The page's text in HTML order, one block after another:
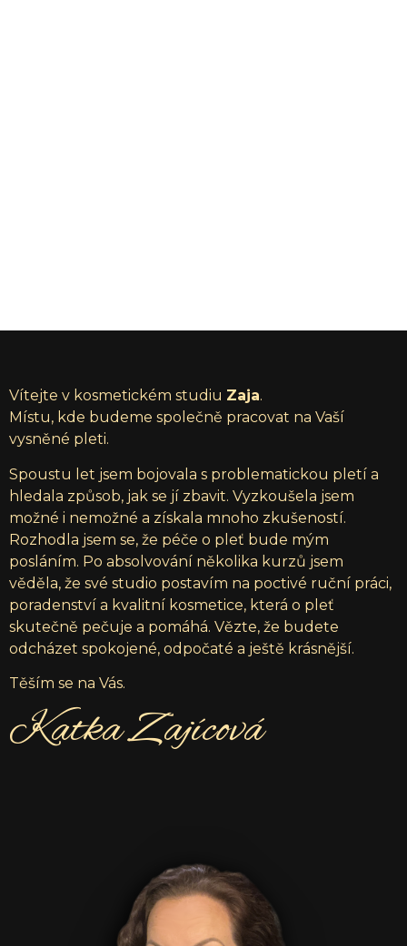
Vítejte v kosmetickém studiu Zaja.
Místu, kde budeme společně pracovat na Vaší
vysněné pleti.
Spoustu let jsem bojovala s problematickou pletí a
hledala způsob, jak se jí zbavit. Vyzkoušela jsem
možné i nemožné a získala mnoho zkušeností.
Rozhodla jsem se, že péče o pleť bude mým
posláním. Po absolvování několika kurzů jsem
věděla, že své studio postavím na poctivé ruční práci,
poradenství a kvalitní kosmetice, která o pleť
skutečně pečuje a pomáhá. Vězte, že budete
odcházet spokojené, odpočaté a ještě krásnější.
Těším se na Vás.
Katka Zajícová